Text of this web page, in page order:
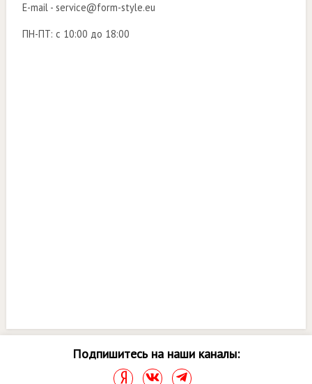
E-mail - service@form-style.eu
ПН-ПТ: с 10:00 до 18:00
Подпишитесь на наши каналы: